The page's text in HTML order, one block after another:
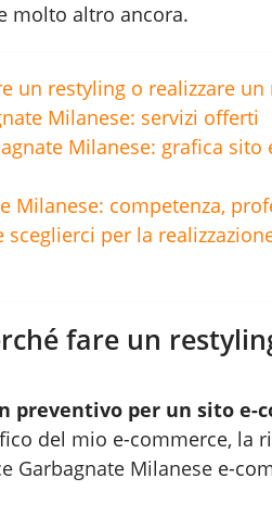
molto altro ancora.
un restyling o realizzare
Milanese: servizi offerti
Milanese: grafica sito
Milanese: competenza,
per la
fare un
preventivo per un sito e-
del mio e-commerce, la
Garbagnate Milanese e-